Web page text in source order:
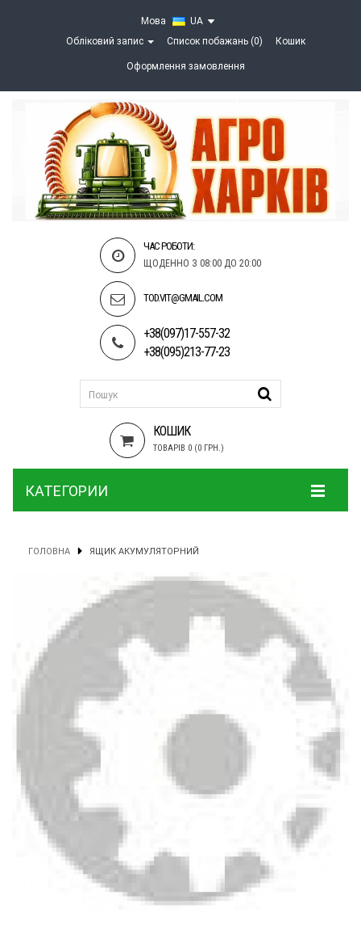
Мова
UA
Обліковий запис
Список побажань (0) Кошик
Оформлення замовлення
ЧАС РОБОТИ:
ЩОДЕННО З 08:00 ДО 20:00
TOD.VIT@GMAIL.COM
+38(097)17-557-32
+38(095)213-77-23
КОШИК
ТОВАРІВ 0 (0 ГРН.)
КАТЕГОРИИ
ГОЛОВНА ЯЩИК АКУМУЛЯТОРНИЙ